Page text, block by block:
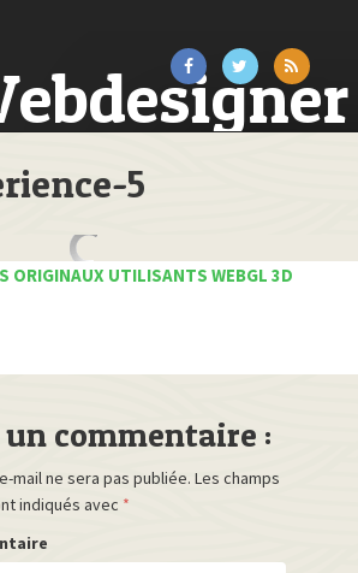
5
ORIGINAUX UTILISANTS WEBGL 3D
commentaire :
mail ne sera pas publiée. Les champs
indiqués avec *